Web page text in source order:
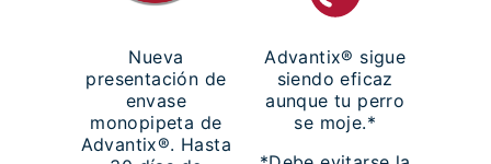
Nueva
presentación de
envase
monopipeta de
Advantix®. Hasta
Advantix® sigue
siendo eficaz
aunque tu perro
se moje.*